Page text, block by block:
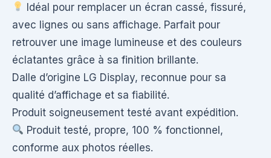
Idéal pour remplacer un écran cassé, fissuré,
avec lignes ou sans affichage. Parfait pour
retrouver une image lumineuse et des couleurs
éclatantes grâce à sa finition brillante.
Dalle d’origine LG Display, reconnue pour sa
qualité d’affichage et sa fiabilité.
Produit soigneusement testé avant expédition.
Produit testé, propre, 100 % fonctionnel,
conforme aux photos réelles.